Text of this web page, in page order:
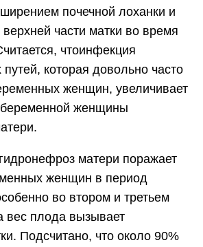
почечной лоханки и
верхней части матки во время
чтоинфекция
которая довольно часто
женщин, увеличивает
беременной женщины
матери поражает
женщин в период
во втором и третьем
вес плода вызывает
Подсчитано, что около 90%